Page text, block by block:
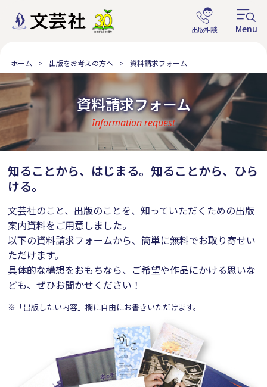
ホーム 出版をお考えの方へ 資料請求フォーム
資料請求フォーム
Information request
知ることから、はじまる。知ることから、ひら
ける。
文芸社のこと、出版のことを、知っていただくための出版
案内資料をご用意しました。
以下の資料請求フォームから、簡単に無料でお取り寄せい
ただけます。
具体的な構想をおもちなら、ご希望や作品にかける思いな
ども、ぜひお聞かせください！
※「出版したい内容」欄に自由にお書きいただけます。